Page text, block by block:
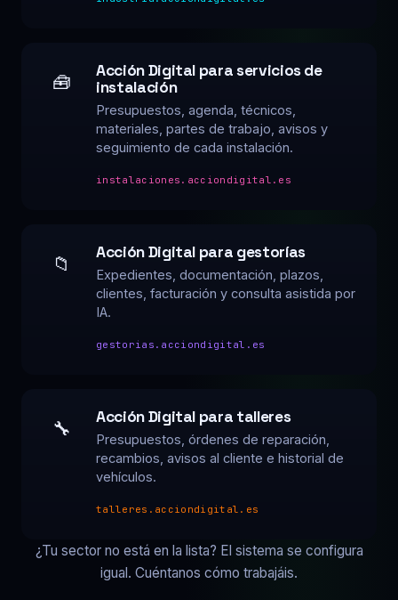
🧰
Acción Digital para servicios de
instalación
Presupuestos, agenda, técnicos,
materiales, partes de trabajo, avisos y
seguimiento de cada instalación.
instalaciones.acciondigital.es
📁
Acción Digital para gestorías
Expedientes, documentación, plazos,
clientes, facturación y consulta asistida por
IA.
gestorias.acciondigital.es
🔧
Acción Digital para talleres
Presupuestos, órdenes de reparación,
recambios, avisos al cliente e historial de
vehículos.
talleres.acciondigital.es
¿Tu sector no está en la lista? El sistema se configura
igual. Cuéntanos cómo trabajáis.